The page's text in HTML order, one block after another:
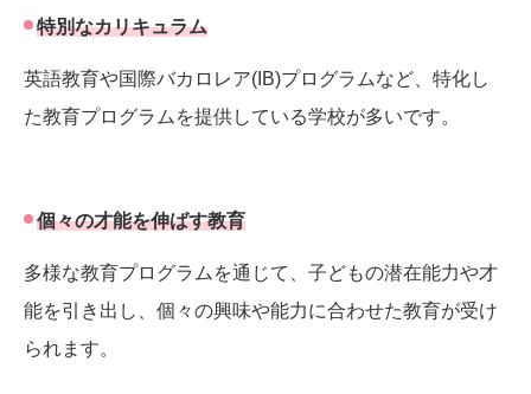
特別なカリキュラム
英語教育や国際バカロレア(IB)プログラムなど、特化し
た教育プログラムを提供している学校が多いです。
個々の才能を伸ばす教育
多様な教育プログラムを通じて、子どもの潜在能力や才
能を引き出し、個々の興味や能力に合わせた教育が受け
られます。